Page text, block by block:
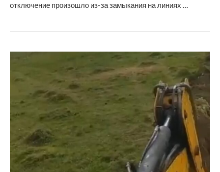
отключение произошло из-за замыкания на линиях …